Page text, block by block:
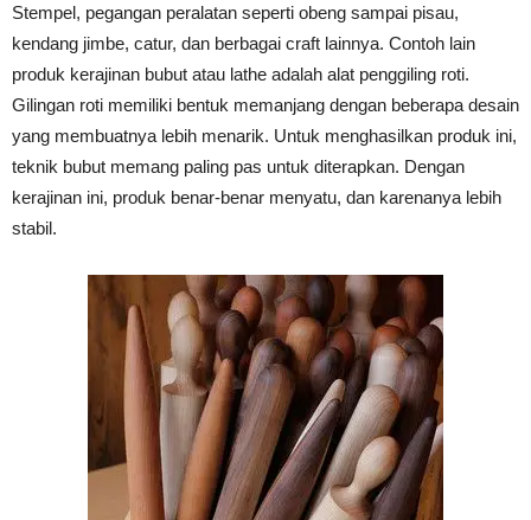
Stempel, pegangan peralatan seperti obeng sampai pisau,
kendang jimbe, catur, dan berbagai craft lainnya. Contoh lain
produk kerajinan bubut atau lathe adalah alat penggiling roti.
Gilingan roti memiliki bentuk memanjang dengan beberapa desain
yang membuatnya lebih menarik. Untuk menghasilkan produk ini,
teknik bubut memang paling pas untuk diterapkan. Dengan
kerajinan ini, produk benar-benar menyatu, dan karenanya lebih
stabil.